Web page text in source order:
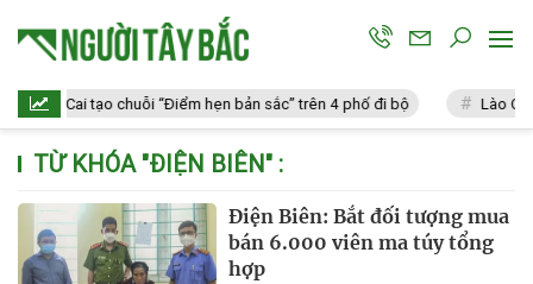
Lào Cai tạo chuỗi “Điểm hẹn bản sắc” trên 4 phố đi bộ Lào Cai:
TỪ KHÓA "ĐIỆN BIÊN" :
Điện Biên: Bắt đối tượng mua
bán 6.000 viên ma túy tổng
hợp